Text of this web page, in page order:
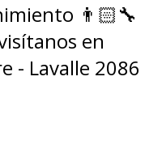
👨🏻‍🔧
en
- Lavalle 2086